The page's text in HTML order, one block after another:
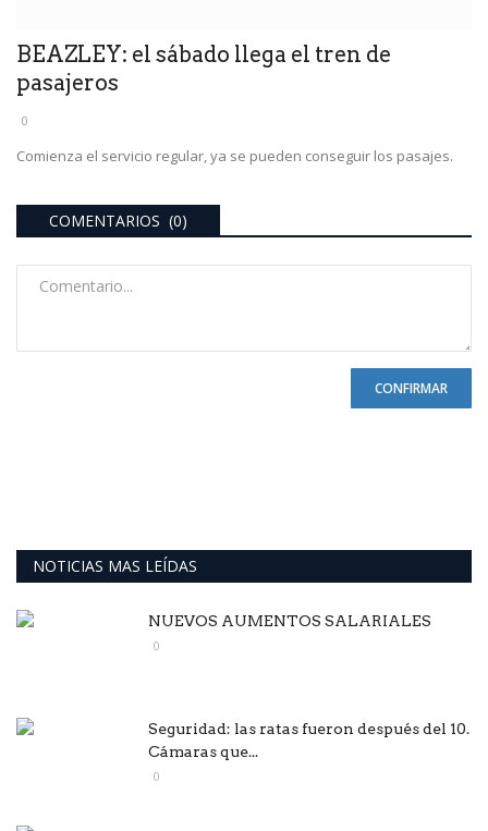
BEAZLEY: el sábado llega el tren de
pasajeros
0
Comienza el servicio regular, ya se pueden conseguir los pasajes.
COMENTARIOS (0)
CONFIRMAR
NOTICIAS MAS LEÍDAS
NUEVOS AUMENTOS SALARIALES
0
Seguridad: las ratas fueron después del 10.
Cámaras que...
0